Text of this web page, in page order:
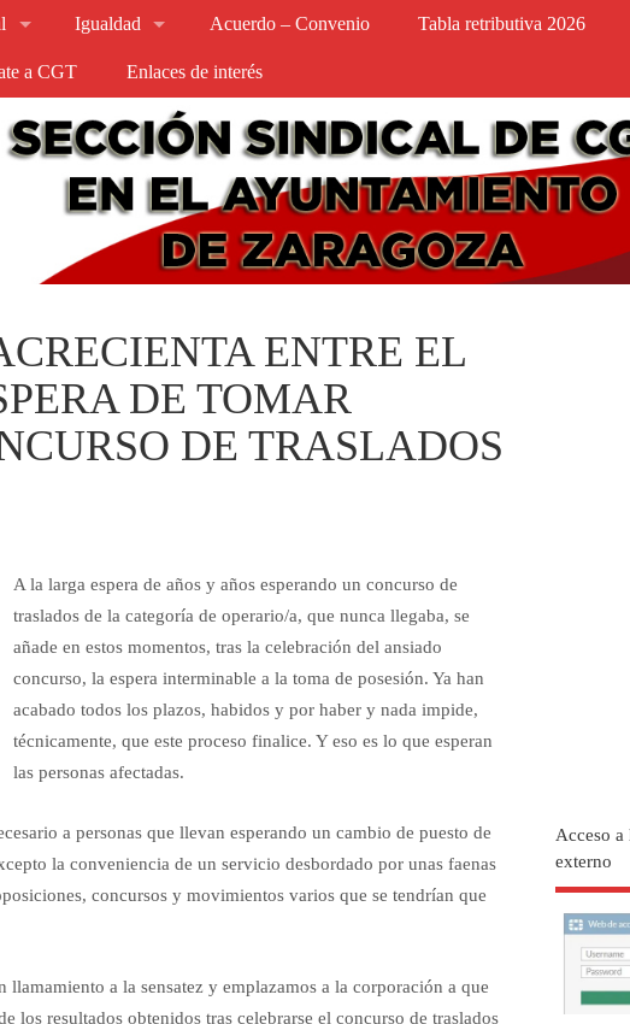
Igualdad Acuerdo – Convenio Tabla retributiva 2026
a CGT Enlaces de interés
ENTRE EL
DE TOMAR
DE TRASLADOS
A la larga espera de años y años esperando un concurso de
traslados de la categoría de operario/a, que nunca llegaba, se
añade en estos momentos, tras la celebración del ansiado
concurso, la espera interminable a la toma de posesión. Ya han
acabado todos los plazos, habidos y por haber y nada impide,
técnicamente, que este proceso finalice. Y eso es lo que esperan
las personas afectadas.
a personas que llevan esperando un cambio de puesto de
la conveniencia de un servicio desbordado por unas faenas
concursos y movimientos varios que se tendrían que
a la sensatez y emplazamos a la corporación a que
los resultados obtenidos tras celebrarse el concurso de traslados
Acceso
externo